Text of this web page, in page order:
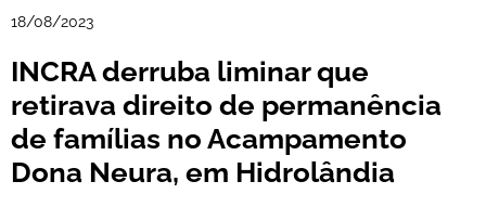
18/08/2023
INCRA derruba liminar que
retirava direito de permanência
de famílias no Acampamento
Dona Neura, em Hidrolândia